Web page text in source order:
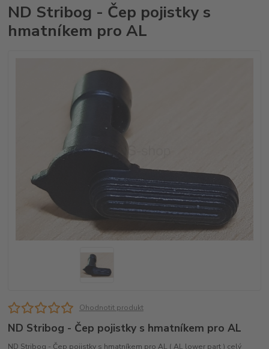
ND Stribog - Čep pojistky s
hmatníkem pro AL
Ohodnotit produkt
ND Stribog - Čep pojistky s hmatníkem pro AL
ND Stribog - Čep pojistky s hmatníkem pro AL ( AL lower part ) celý